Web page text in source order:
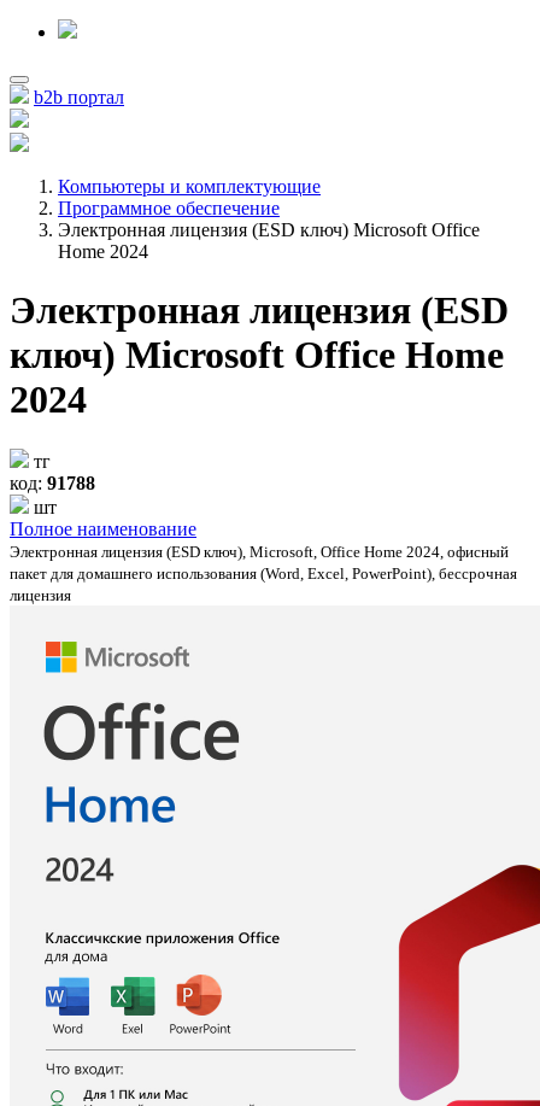
b2b портал
Компьютеры и комплектующие
Программное обеспечение
Электронная лицензия (ESD ключ) Microsoft Office
Home 2024
Электронная лицензия (ESD
ключ) Microsoft Office Home
2024
тг
код: 91788
шт
Полное наименование
Электронная лицензия (ESD ключ), Microsoft, Office Home 2024, офисный
пакет для домашнего использования (Word, Excel, PowerPoint), бессрочная
лицензия